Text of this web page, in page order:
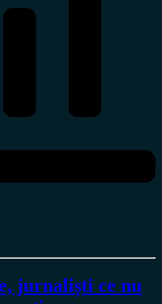
jurnaliști ce nu